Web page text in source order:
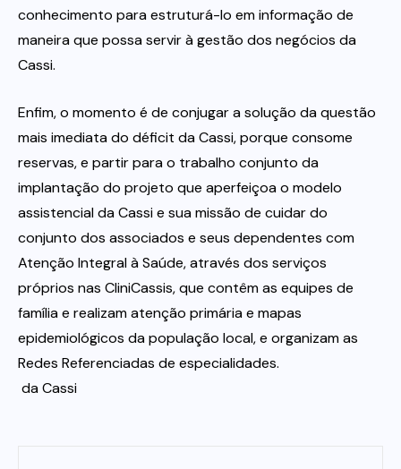
conhecimento para estruturá-lo em informação de
maneira que possa servir à gestão dos negócios da
Cassi.
Enfim, o momento é de conjugar a solução da questão
mais imediata do déficit da Cassi, porque consome
reservas, e partir para o trabalho conjunto da
implantação do projeto que aperfeiçoa o modelo
assistencial da Cassi e sua missão de cuidar do
conjunto dos associados e seus dependentes com
Atenção Integral à Saúde, através dos serviços
próprios nas CliniCassis, que contêm as equipes de
família e realizam atenção primária e mapas
epidemiológicos da população local, e organizam as
Redes Referenciadas de especialidades.
da Cassi